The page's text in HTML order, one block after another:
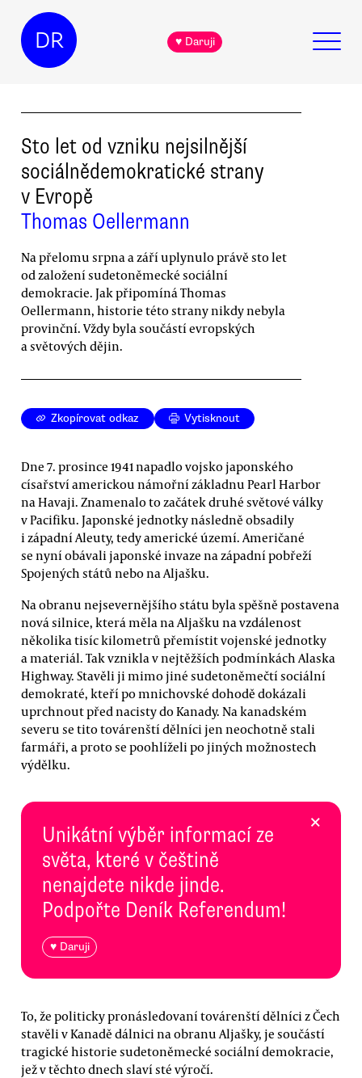
DR ♥ Daruji
Sto let od vzniku nejsilnější
sociálnědemokratické strany
v Evropě
Thomas Oellermann
Na přelomu srpna a září uplynulo právě sto let
od založení sudetoněmecké sociální
demokracie. Jak připomíná Thomas
Oellermann, historie této strany nikdy nebyla
provinční. Vždy byla součástí evropských
a světových dějin.
Zkopírovat odkaz Vytisknout
Dne 7. prosince 1941 napadlo vojsko japonského
císařství americkou námořní základnu Pearl Harbor
na Havaji. Znamenalo to začátek druhé světové války
v Pacifiku. Japonské jednotky následně obsadily
i západní Aleuty, tedy americké území. Američané
se nyní obávali japonské invaze na západní pobřeží
Spojených států nebo na Aljašku.
Na obranu nejsevernějšího státu byla spěšně postavena
nová silnice, která měla na Aljašku na vzdálenost
několika tisíc kilometrů přemístit vojenské jednotky
a materiál. Tak vznikla v nejtěžších podmínkách Alaska
Highway. Stavěli ji mimo jiné sudetoněmečtí sociální
demokraté, kteří po mnichovské dohodě dokázali
uprchnout před nacisty do Kanady. Na kanadském
severu se tito továrenští dělníci jen neochotně stali
farmáři, a proto se poohlíželi po jiných možnostech
výdělku.
Unikátní výběr informací ze
světa, které v češtině
nenajdete nikde jinde.
Podpořte Deník Referendum!
♥ Daruji
×
To, že politicky pronásledovaní továrenští dělníci z Čech
stavěli v Kanadě dálnici na obranu Aljašky, je součástí
tragické historie sudetoněmecké sociální demokracie,
jež v těchto dnech slaví sté výročí.